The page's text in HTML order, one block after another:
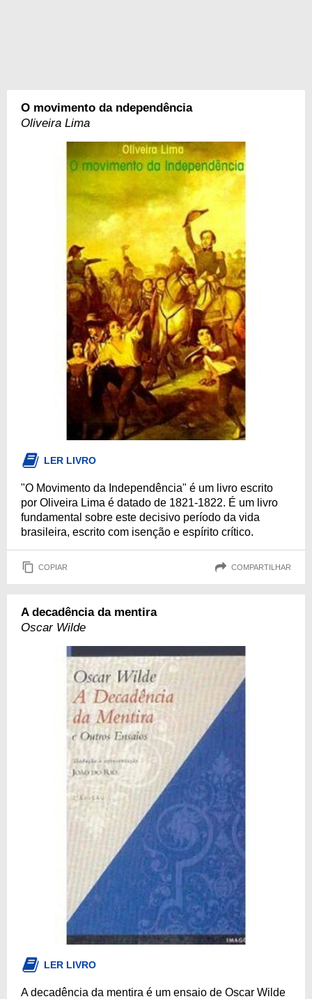
O movimento da ndependência
Oliveira Lima
LER LIVRO
"O Movimento da Independência" é um livro escrito
por Oliveira Lima é datado de 1821-1822. É um livro
fundamental sobre este decisivo período da vida
brasileira, escrito com isenção e espírito crítico.
COPIAR COMPARTILHAR
A decadência da mentira
Oscar Wilde
LER LIVRO
A decadência da mentira é um ensaio de Oscar Wilde